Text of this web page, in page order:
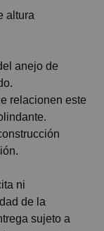
altura
anejo de
relacionen este
ni
de la
sujeto a